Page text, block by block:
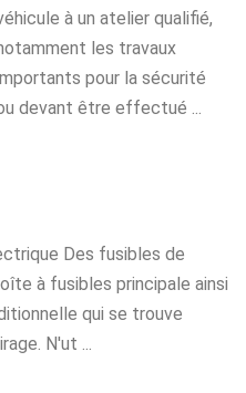
à un atelier qualifié,
les travaux
pour la sécurité
devant être effectué ...
Des fusibles de
à fusibles principale ainsi
qui se trouve
N'ut ...